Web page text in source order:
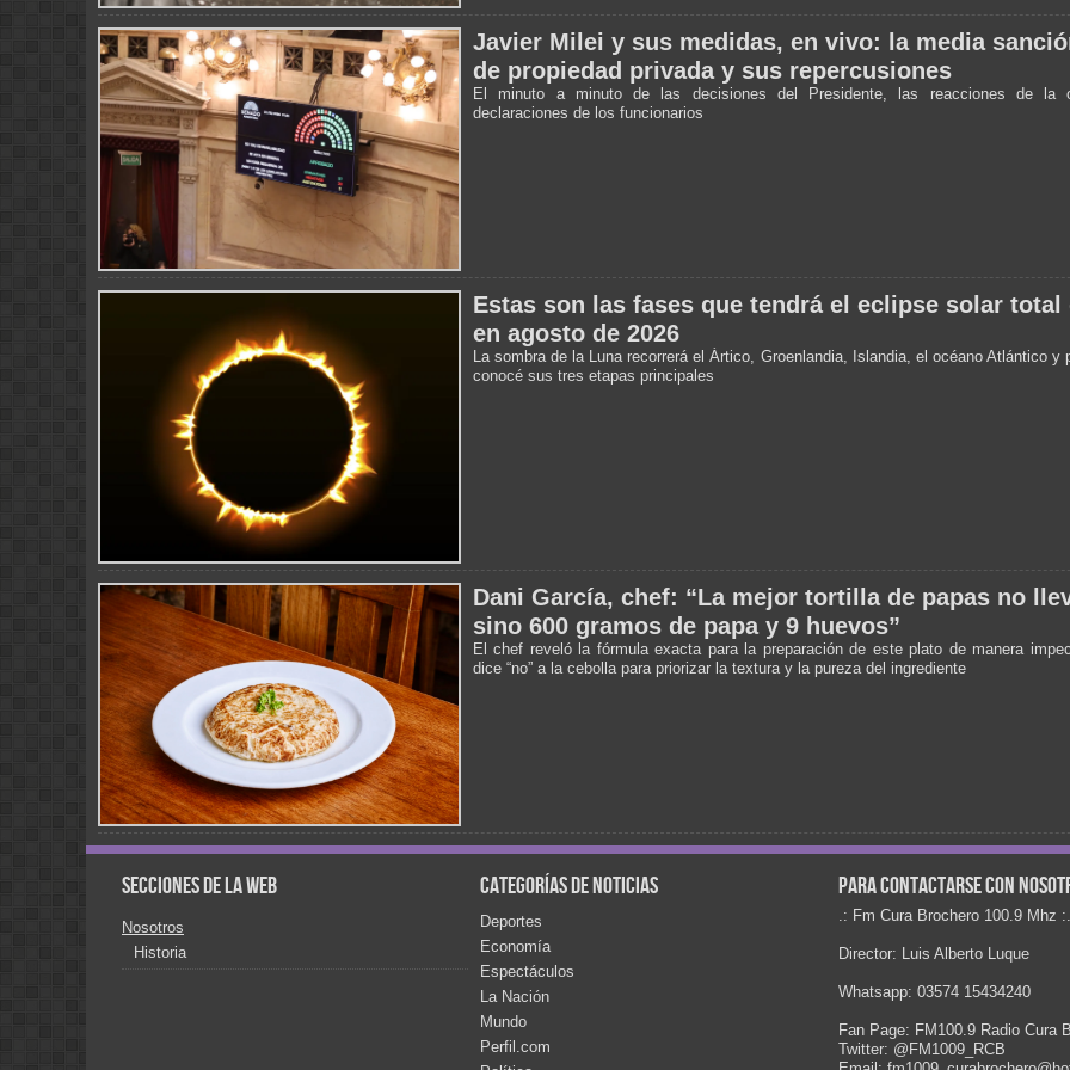
Javier Milei y sus medidas, en vivo: la media
de propiedad privada y sus repercusiones
El minuto a minuto de las decisiones del Presidente, las reacciones de la
declaraciones de los funcionarios
Estas son las fases que tendrá el eclipse solar total
en agosto de 2026
La sombra de la Luna recorrerá el Ártico, Groenlandia, Islandia, el océano Atlántico y
conocé sus tres etapas principales
Dani García, chef: “La mejor tortilla de papas no
sino 600 gramos de papa y 9 huevos”
El chef reveló la fórmula exacta para la preparación de este plato de manera
dice “no” a la cebolla para priorizar la textura y la pureza del ingrediente
Secciones de la web
Nosotros
Historia
Categorías de noticias
Deportes
Economía
Espectáculos
La Nación
Mundo
Perfil.com
Para contactarse con
.: Fm Cura Brochero 100.9 Mhz :.
Director: Luis Alberto Luque
Whatsapp: 03574 15434240
Fan Page: FM100.9 Radio Cura
Twitter: @FM1009_RCB